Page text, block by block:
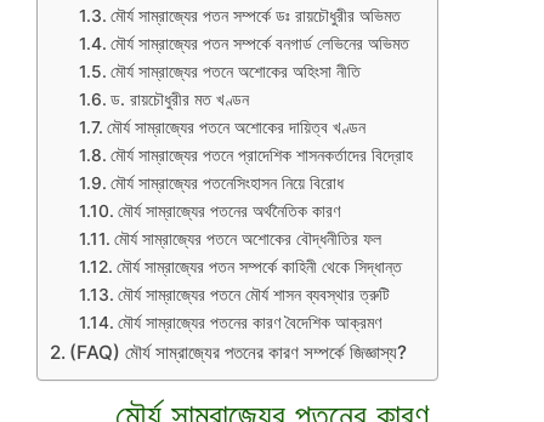
মৌর্য সাম্রাজ্যের পতন সম্পর্কে ডঃ রায়চৌধুরীর অভিমত
মৌর্য সাম্রাজ্যের পতন সম্পর্কে বনগার্ড লেভিনের অভিমত
মৌর্য সাম্রাজ্যের পতনে অশোকের অহিংসা নীতি
ড. রায়চৌধুরীর মত খণ্ডন
মৌর্য সাম্রাজ্যের পতনে অশোকের দায়িত্ব খণ্ডন
মৌর্য সাম্রাজ্যের পতনে প্রাদেশিক শাসনকর্তাদের বিদ্রোহ
মৌর্য সাম্রাজ্যের পতনেসিংহাসন নিয়ে বিরোধ
মৌর্য সাম্রাজ্যের পতনের অর্থনৈতিক কারণ
মৌর্য সাম্রাজ্যের পতনে অশোকের বৌদ্ধনীতির ফল
মৌর্য সাম্রাজ্যের পতন সম্পর্কে কাহিনী থেকে সিদ্ধান্ত
মৌর্য সাম্রাজ্যের পতনে মৌর্য শাসন ব্যবস্থার ত্রুটি
মৌর্য সাম্রাজ্যের পতনের কারণ বৈদেশিক আক্রমণ
(FAQ) মৌর্য সাম্রাজ্যের পতনের কারণ সম্পর্কে জিজ্ঞাস্য?